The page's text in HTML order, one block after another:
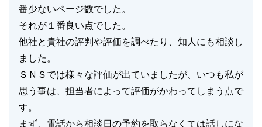
番少ないページ数でした。
それが１番良い点でした。
他社と貴社の評判や評価を調べたり、知人にも相談し
ました。
ＳＮＳでは様々な評価が出ていましたが、いつも私が
思う事は、担当者によって評価がかわってしまう点で
す。
まず、電話から相談日の予約を取らなくては話しにな